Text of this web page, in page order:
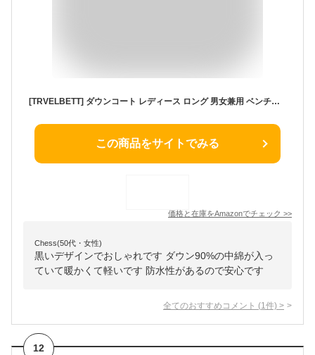
[TRVELBETT] ダウンコート レディース ロング 男女兼用 ベンチコート フード 防風 防水 アウター ジャケット 大きいサイズ ダウンジャケット 90％ダウン 冬服 柔らかい 無地 ロングコート 暖かい 大きいサイズ (ブラック,L)
この商品をサイトでみる
価格と在庫をAmazonでチェック >>
Chess(50代・女性)
黒いデザインでおしゃれです ダウン90%の中綿が入っ
ていて暖かくて軽いです 防水性があるので安心です
全てのおすすめコメント (1 件) >
12